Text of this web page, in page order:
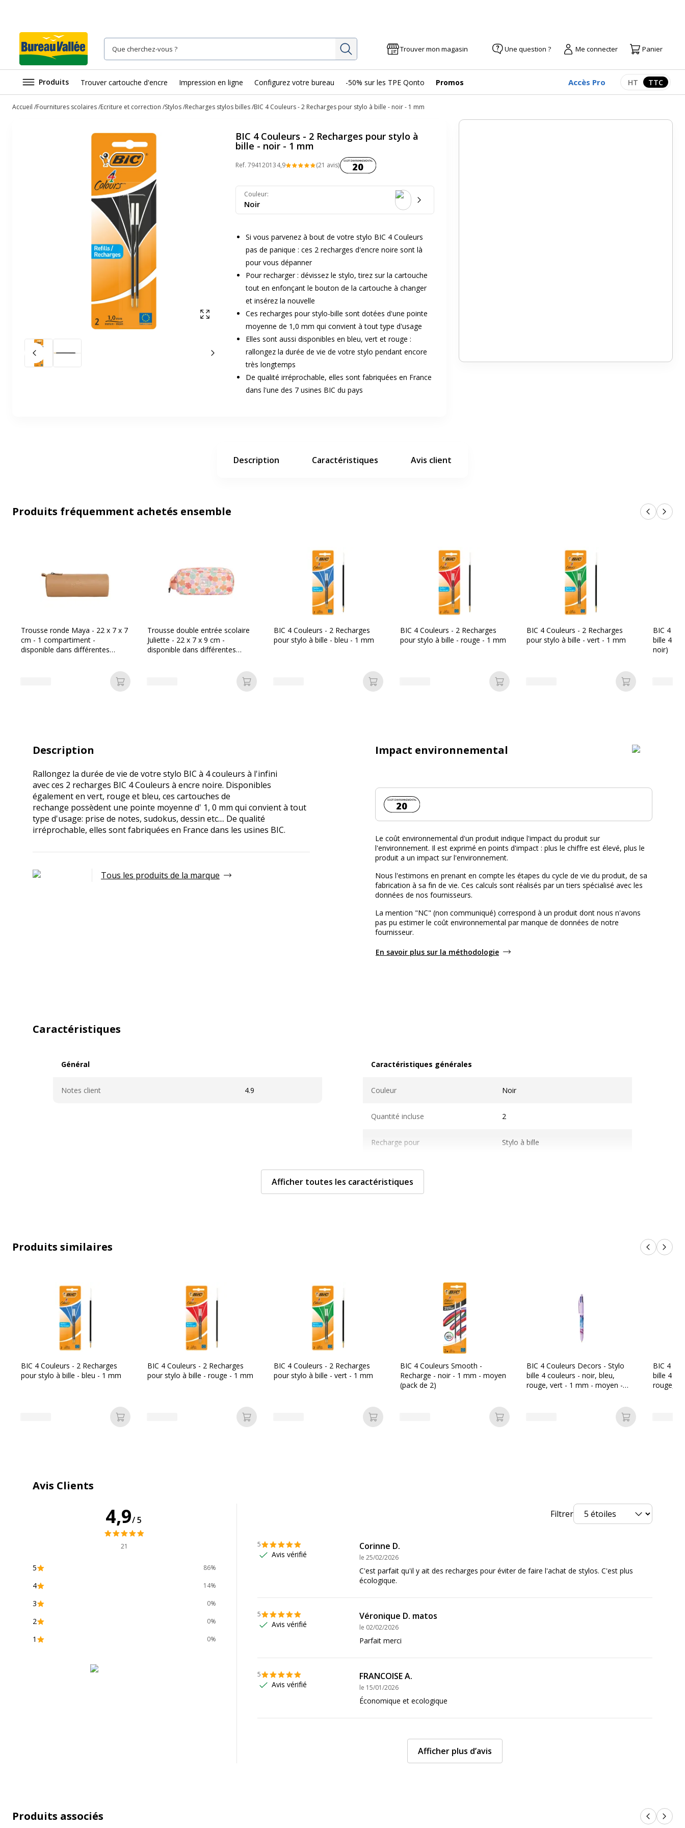
Rechercher Trouver mon magasin Une question ? Me connecter Panier
Produits Trouver cartouche d'encre Impression en ligne Configurez votre bureau -50% sur les TPE Qonto Promos Accès Pro Afficher les
HT TTC
Accueil Fournitures scolaires Ecriture et correction Stylos Recharges stylos billes BIC 4 Couleurs - 2 Recharges pour stylo à bille - noir - 1 mm
Afficher en plein écran
Slide précédent Slide suivant
BIC 4 Couleurs - 2 Recharges pour stylo à
bille - noir - 1 mm
Ref. 794120134,9 (21 avis)Coût environnemental :
20
Couleur:
Noir
Si vous parvenez à bout de votre stylo BIC 4 Couleurs
pas de panique : ces 2 recharges d'encre noire sont là
pour vous dépanner
Pour recharger : dévissez le stylo, tirez sur la cartouche
tout en enfonçant le bouton de la cartouche à changer
et insérez la nouvelle
Ces recharges pour stylo-bille sont dotées d'une pointe
moyenne de 1,0 mm qui convient à tout type d'usage
Elles sont aussi disponibles en bleu, vert et rouge :
rallongez la durée de vie de votre stylo pendant encore
très longtemps
De qualité irréprochable, elles sont fabriquées en France
dans l'une des 7 usines BIC du pays
Description Caractéristiques Avis client
Produits fréquemment achetés ensemble Produits
Trousse ronde Maya - 22 x 7 x 7
cm - 1 compartiment -
disponible dans différentes
Ajouter au panier
Trousse double entrée scolaire
Juliette - 22 x 7 x 9 cm -
disponible dans différentes
Ajouter au panier
BIC 4 Couleurs - 2 Recharges
pour stylo à bille - bleu - 1 mm
Ajouter au panier
BIC 4 Couleurs - 2 Recharges
pour stylo à bille - rouge - 1 mm
Ajouter au panier
BIC 4 Couleurs - 2 Recharges
pour stylo à bille - vert - 1 mm
Ajouter au
BIC 4
bille 4
noir)
Description
Rallongez la durée de vie de votre stylo BIC à 4 couleurs à l'infini
avec ces 2 recharges BIC 4 Couleurs à encre noire. Disponibles
également en vert, rouge et bleu, ces cartouches de
rechange possèdent une pointe moyenne d' 1, 0 mm qui convient à tout
type d'usage: prise de notes, sudokus, dessin etc.... De qualité
irréprochable, elles sont fabriquées en France dans les usines BIC.
Tous les produits de la marque
Impact environnemental
Coût environnemental :
20
Le coût environnemental d'un produit indique l'impact du produit sur
l'environnement. Il est exprimé en points d'impact : plus le chiffre est élevé, plus le
produit a un impact sur l'environnement.
Nous l'estimons en prenant en compte les étapes du cycle de vie du produit, de sa
fabrication à sa fin de vie. Ces calculs sont réalisés par un tiers spécialisé avec les
données de nos fournisseurs.
La mention "NC" (non communiqué) correspond à un produit dont nous n'avons
pas pu estimer le coût environnemental par manque de données de notre
fournisseur.
En savoir plus sur la méthodologie
Caractéristiques
Général
Notes client 4.9
Caractéristiques générales
Couleur Noir
Quantité incluse 2
Recharge pour Stylo à bille
Sous-catégorie
Type d'emballage
Informations sur les services
Informations sur les services
Avertissement sur les couleurs
de l'image
L'image du produit peut être d'une
couleur différente
Caractéristiques techniques
Caractéristiques techniques
Données d'identification
Données d'identification
Référence produit fabricant
Caractéristiques environnementales
Caractéristiques environnementales
Non
Produit recyclable
Présence de substance dangereuses
Afficher toutes les caractéristiques
Produits similaires Produits
BIC 4 Couleurs - 2 Recharges
pour stylo à bille - bleu - 1 mm
Ajouter au panier
BIC 4 Couleurs - 2 Recharges
pour stylo à bille - rouge - 1 mm
Ajouter au panier
BIC 4 Couleurs - 2 Recharges
pour stylo à bille - vert - 1 mm
Ajouter au panier
BIC 4 Couleurs Smooth -
Recharge - noir - 1 mm - moyen
(pack de 2)
Ajouter au panier
BIC 4 Couleurs Decors - Stylo
bille 4 couleurs - noir, bleu,
rouge, vert - 1 mm - moyen -
Ajouter au
BIC 4
bille 4
rouge,
Avis Clients
4,9/5
21
5 86%
4 14%
3 0%
2 0%
1 0%
Filtrer
5
Avis vérifié
Corinne D.
le 25/02/2026
C'est parfait qu'il y ait des recharges pour éviter de faire l'achat de stylos. C'est plus
écologique.
5
Avis vérifié
Véronique D. matos
le 02/02/2026
Parfait merci
5
Avis vérifié
FRANCOISE A.
le 15/01/2026
Économique et ecologique
Afficher plus d’avis
Produits associés Produits